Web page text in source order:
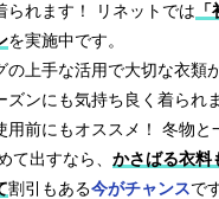
られます！ リネットでは
を実施中です。
の上手な活用で大切な衣類
ズンにも気持ち良く着られ
用前にもオススメ！ 冬物と
て出すなら、かさばる衣料
割引もある今がチャンスで